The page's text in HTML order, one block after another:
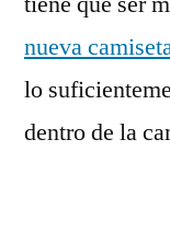
nueva
lo
dentro de la